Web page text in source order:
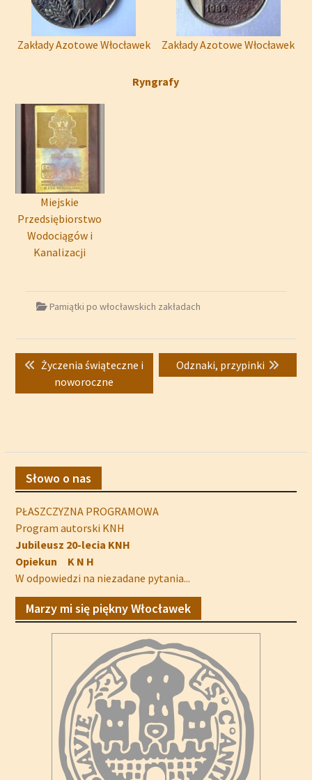
Zakłady Azotowe Włocławek Zakłady Azotowe Włocławek
Ryngrafy
Miejskie
Przedsiębiorstwo
Wodociągów i
Kanalizacji
Pamiątki po włocławskich zakładach
wpisuPrevious
post:
Życzenia świąteczne i
noworoczne
Next
post:
Odznaki, przypinki
Słowo o nas
PŁASZCZYZNA PROGRAMOWA
Program autorski KNH
Jubileusz 20-lecia KNH
Opiekun K N H
W odpowiedzi na niezadane pytania...
Marzy mi się piękny Włocławek